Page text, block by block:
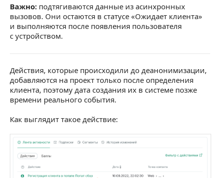
Важно: подтягиваются данные из асинхронных
вызовов. Они остаются в статусе «Ожидает клиента»
и выполняются после появления пользователя
с устройством.
Действия, которые происходили до деанонимизации,
добавляются на проект только после определения
клиента, поэтому дата создания их в системе позже
времени реального события.
Как выглядит такое действие: